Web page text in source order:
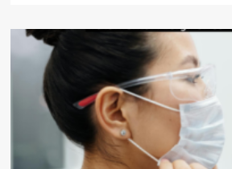
Metronidazolul
Tratamentul
Infecțiilor.